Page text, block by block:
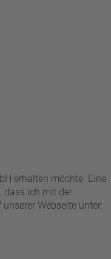
erhalten möchte. Eine
dass ich mit der
Webseite unter: